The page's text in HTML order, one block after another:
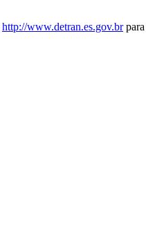
http://www.detran.es.gov.brpara